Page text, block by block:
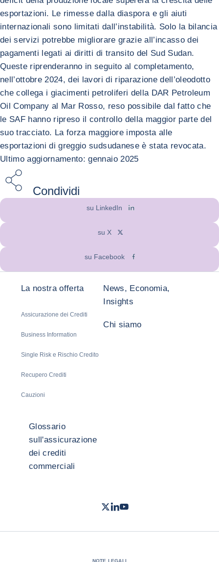
esportazioni. Le rimesse dalla diaspora e gli aiuti
internazionali sono limitati dall’instabilità. Solo la bilancia
dei servizi potrebbe migliorare grazie all’incasso dei
pagamenti legati ai diritti di transito del Sud Sudan.
Queste riprenderanno in seguito al completamento,
nell’ottobre 2024, dei lavori di riparazione dell’oleodotto
che collega i giacimenti petroliferi della DAR Petroleum
Oil Company al Mar Rosso, reso possibile dal fatto che
le SAF hanno ripreso il controllo della maggior parte del
suo tracciato. La forza maggiore imposta alle
esportazioni di greggio sudsudanese è stata revocata.
Ultimo aggiornamento: gennaio 2025
Condividi
su LinkedIn
su X
su Facebook
La nostra offerta
Assicurazione dei Crediti
Business Information
Single Risk e Rischio Credito
Recupero Crediti
Cauzioni
News, Economia,
Insights
Chi siamo
Glossario
sull'assicurazione
dei crediti
commerciali
Twitter- Coface
LinkedIn
Youtube
NOTE LEGALI